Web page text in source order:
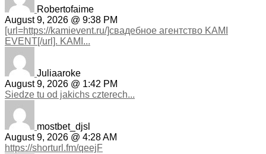
Robertofaime
August 9, 2026 @ 9:38 PM
[url=https://kamievent.ru/]свадебное агентство KAMI
EVENT[/url]. KAMI...
Juliaaroke
August 9, 2026 @ 1:42 PM
Siedze tu od jakichs czterech...
mostbet_djsl
August 9, 2026 @ 4:28 AM
https://shorturl.fm/qeejF